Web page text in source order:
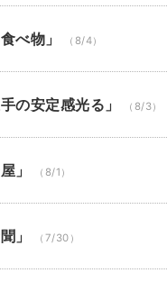
べ物」 （8/4）
の安定感光る」 （8/3）
」 （8/1）
」 （7/30）